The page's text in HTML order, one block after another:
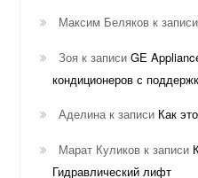
Максим Беляков к записи
Зоя к записиGE
кондиционеров с
Аделинак записи Как
Марат Куликов к записи
Гидравлический лифт